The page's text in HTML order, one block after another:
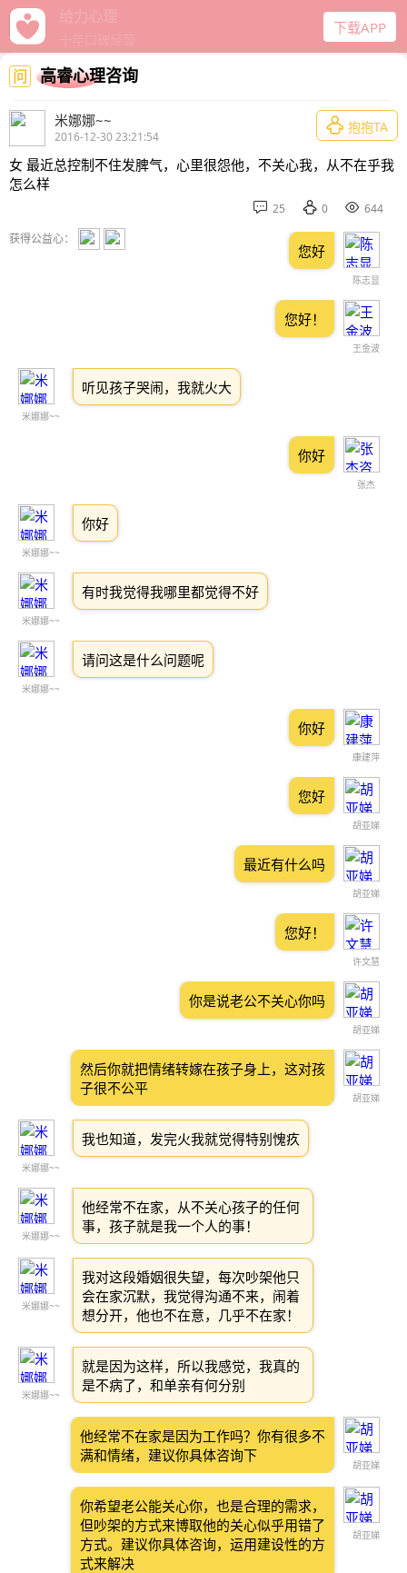
下载APP
问 高睿心理咨询
米娜娜~~
2016-12-30 23:21:54
 抱抱TA
女 最近总控制不住发脾气，心里很怨他，不关心我，从不在乎我
怎么样
 25  0  644
获得公益心：
陈志显
您好
王金波
您好！
米娜娜~~
听见孩子哭闹，我就火大
张杰
你好
米娜娜~~
你好
米娜娜~~
有时我觉得我哪里都觉得不好
米娜娜~~
请问这是什么问题呢
康建萍
你好
胡亚娣
您好
胡亚娣
最近有什么吗
许文慧
您好！
胡亚娣
你是说老公不关心你吗
胡亚娣
然后你就把情绪转嫁在孩子身上，这对孩
子很不公平
米娜娜~~
我也知道，发完火我就觉得特别愧疚
米娜娜~~
他经常不在家，从不关心孩子的任何
事，孩子就是我一个人的事！
米娜娜~~
我对这段婚姻很失望，每次吵架他只
会在家沉默，我觉得沟通不来，闹着
想分开，他也不在意，几乎不在家！
米娜娜~~
就是因为这样，所以我感觉，我真的
是不病了，和单亲有何分别
胡亚娣
他经常不在家是因为工作吗？你有很多不
满和情绪，建议你具体咨询下
胡亚娣
你希望老公能关心你，也是合理的需求，
但吵架的方式来博取他的关心似乎用错了
方式。建议你具体咨询，运用建设性的方
式来解决